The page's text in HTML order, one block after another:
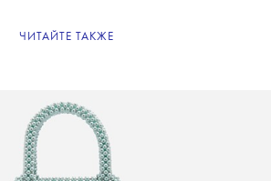
ЧИТАЙТЕ ТАКЖЕ